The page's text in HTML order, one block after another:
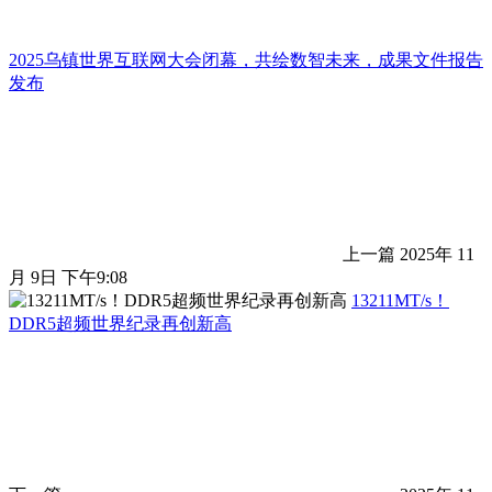
2025乌镇世界互联网大会闭幕，共绘数智未来，成果文件报告
发布
上一篇 2025年 11
月 9日 下午9:08
13211MT/s！
DDR5超频世界纪录再创新高